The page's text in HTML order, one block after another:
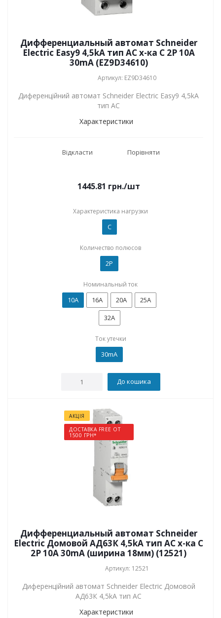
Дифференциальный автомат Schneider
Electric Easy9 4,5kA тип АС х-ка C 2P 10А
30mA (EZ9D34610)
Артикул: EZ9D34610
Диференційний автомат Schneider Electric Easy9 4,5kA
тип АС
Характеристики
Відкласти Порівняти
1445.81 грн./шт
Характеристика нагрузки
C
Количество полюсов
2P
Номинальный ток
10А 16А 20А
25А
32А
Ток утечки
30mA
До кошика
АКЦІЯ
ДОСТАВКА FREE ОТ
1500 ГРН*
Дифференциальный автомат Schneider
Electric Домовой АД63К 4,5kA тип АС х-ка C
2P 10А 30mA (ширина 18мм) (12521)
Артикул: 12521
Диференційний автомат Schneider Electric Домовой
АД63К 4,5kA тип АС
Характеристики